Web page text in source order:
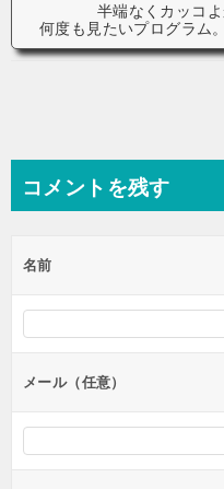
半端なくカッコ
何度も見たいプログラム。
コメントを残す
名前
メール（任意）